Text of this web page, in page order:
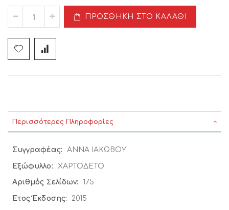
ΠΡΟΣΘΉΚΗ ΣΤΟ ΚΑΛΆΘΙ
Περισσότερες Πληροφορίες
Περισσότερες
Πληροφορίες
ΑΝΝΑ ΙΑΚΩΒΟΥ
ΧΑΡΤΟΔΕΤΟ
175
2015